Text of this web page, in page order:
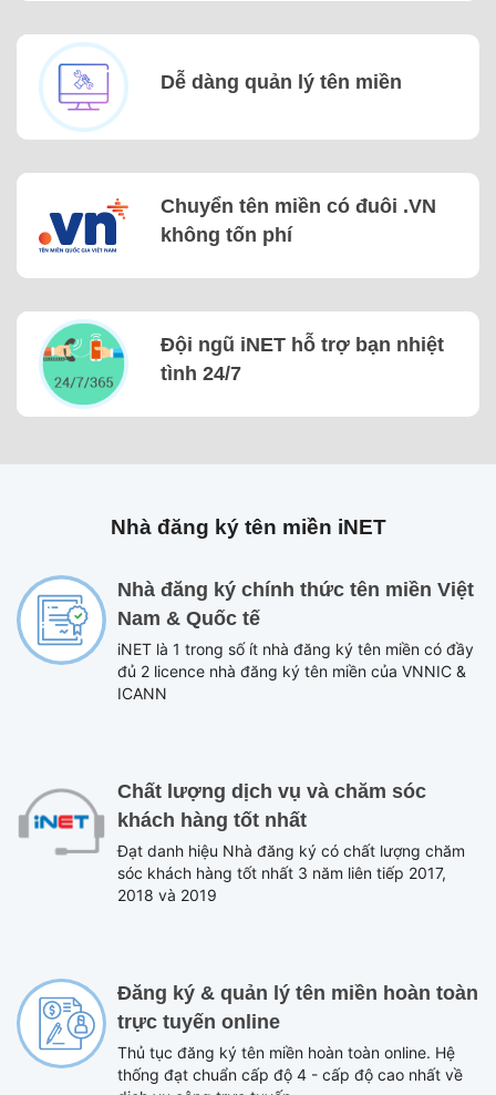
Dễ dàng quản lý tên miền
Chuyển tên miền có đuôi .VN
không tốn phí
Đội ngũ iNET hỗ trợ bạn nhiệt
tình 24/7
Nhà đăng ký tên miền iNET
Nhà đăng ký chính thức tên miền Việt
Nam & Quốc tế
iNET là 1 trong số ít nhà đăng ký tên miền có đầy
đủ 2 licence nhà đăng ký tên miền của VNNIC &
ICANN
Chất lượng dịch vụ và chăm sóc
khách hàng tốt nhất
Đạt danh hiệu Nhà đăng ký có chất lượng chăm
sóc khách hàng tốt nhất 3 năm liên tiếp 2017,
2018 và 2019
Đăng ký & quản lý tên miền hoàn toàn
trực tuyến online
Thủ tục đăng ký tên miền hoàn toàn online. Hệ
thống đạt chuẩn cấp độ 4 - cấp độ cao nhất về